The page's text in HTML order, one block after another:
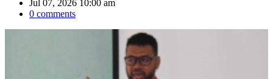
Jul 07, 2026 10:00 am
0 comments